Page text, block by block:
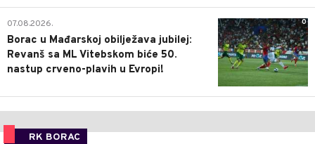
0
07.08.2026.
Borac u Mađarskoj obilježava jubilej:
Revanš sa ML Vitebskom biće 50.
nastup crveno-plavih u Evropi!
RK BORAC